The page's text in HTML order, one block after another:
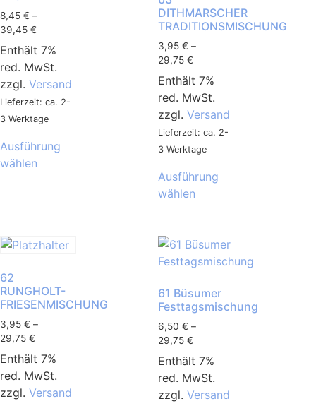
8,45 € –
39,45 €
Enthält 7%
red. MwSt.
zzgl. Versand
Lieferzeit: ca. 2-
3 Werktage
Ausführung
wählen
DITHMARSCHER
TRADITIONSMISCHUNG
3,95 € –
29,75 €
Enthält 7%
red. MwSt.
zzgl. Versand
Lieferzeit: ca. 2-
3 Werktage
Ausführung
wählen
62
RUNGHOLT-
FRIESENMISCHUNG
3,95 € –
29,75 €
Enthält 7%
red. MwSt.
zzgl. Versand
61 Büsumer
Festtagsmischung
6,50 € –
29,75 €
Enthält 7%
red. MwSt.
zzgl. Versand